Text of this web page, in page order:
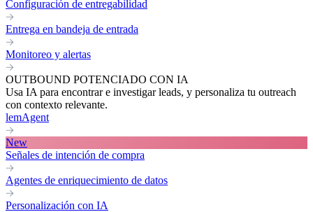
Configuración de entregabilidad
Entrega en bandeja de entrada
Monitoreo y alertas
OUTBOUND POTENCIADO CON IA
Usa IA para encontrar e investigar leads, y personaliza tu outreach
con contexto relevante.
lemAgent
New
Señales de intención de compra
Agentes de enriquecimiento de datos
Personalización con IA